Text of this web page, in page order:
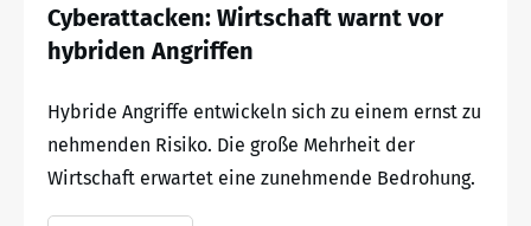
Cyberattacken: Wirtschaft warnt vor
hybriden Angriffen
Hybride Angriffe entwickeln sich zu einem ernst zu
nehmenden Risiko. Die große Mehrheit der
Wirtschaft erwartet eine zunehmende Bedrohung.